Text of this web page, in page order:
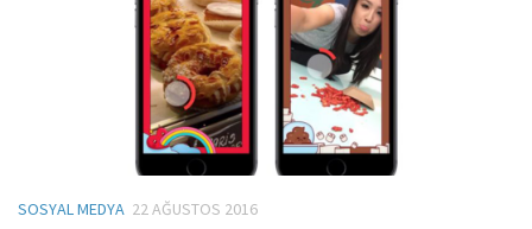
SOSYAL MEDYA 22 AĞUSTOS 2016